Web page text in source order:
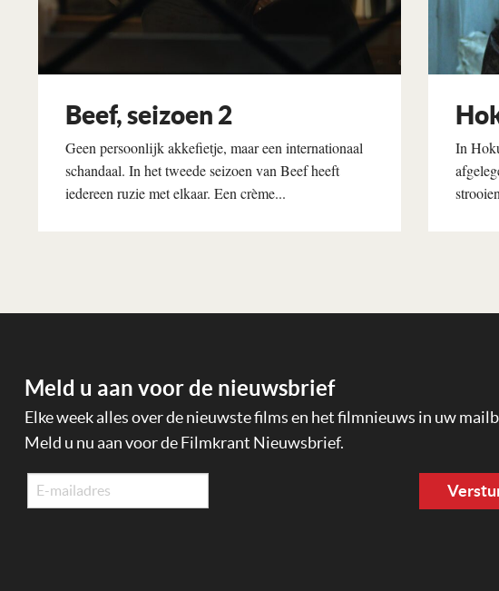
Beef, seizoen 2
Geen persoonlijk akkefietje, maar een internationaal
schandaal. In het tweede seizoen van Beef heeft
iedereen ruzie met elkaar. Een crème...
In
Meld u aan voor de nieuwsbrief
Elke week alles over de nieuwste films en het filmnieuws in uw
Meld u nu aan voor de Filmkrant Nieuwsbrief.